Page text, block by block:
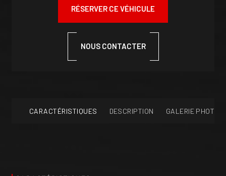
NOUS CONTACTER
RÉSERVER CE VÉHICULE
CARACTÉRISTIQUES DESCRIPTION GALERIE PHOTOS